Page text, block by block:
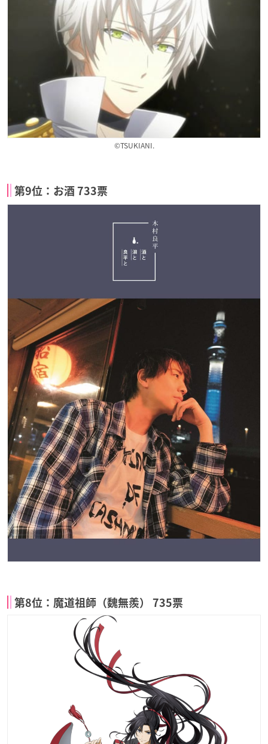
©TSUKIANI.
第9位：お酒 733票
第8位：魔道祖師（魏無羨） 735票